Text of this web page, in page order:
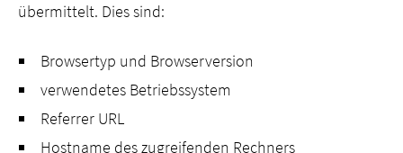
übermittelt. Dies sind:
Browsertyp und Browserversion
verwendetes Betriebssystem
Referrer URL
Hostname des zugreifenden Rechners